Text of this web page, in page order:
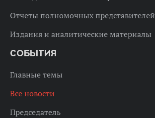
Отчеты полномочных представителей
Издания и аналитические материалы
СОБЫТИЯ
Главные темы
Все новости
Председатель